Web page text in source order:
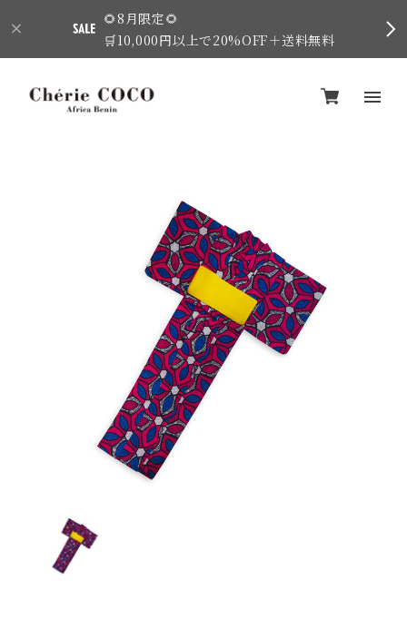
🌻8月限定🌻
🛒10,000円以上で20%OFF＋送料無料